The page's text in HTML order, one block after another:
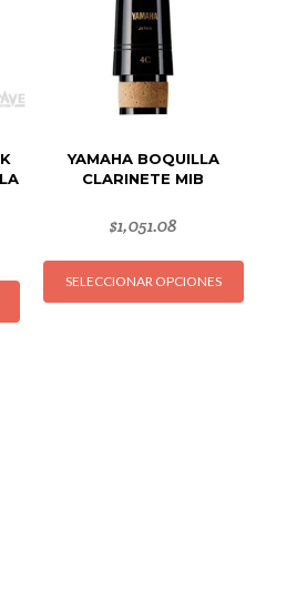
YAMAHA BOQUILLA
CLARINETE MIB
$1,051.08
SELECCIONAR OPCIONES
Este